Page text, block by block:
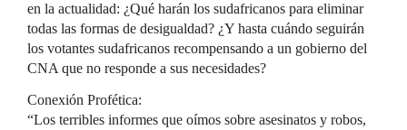
en la actualidad: ¿Qué harán los sudafricanos para eliminar
todas las formas de desigualdad? ¿Y hasta cuándo seguirán
los votantes sudafricanos recompensando a un gobierno del
CNA que no responde a sus necesidades?
Conexión Profética:
“Los terribles informes que oímos sobre asesinatos y robos,